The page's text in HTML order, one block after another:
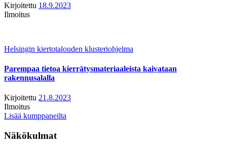
Kirjoitettu 18.9.2023
Ilmoitus
Helsingin kiertotalouden klusteriohjelma
Parempaa tietoa kierrätysmateriaaleista kaivataan
rakennusalalla
Kirjoitettu 21.8.2023
Ilmoitus
Lisää kumppaneilta
Näkökulmat